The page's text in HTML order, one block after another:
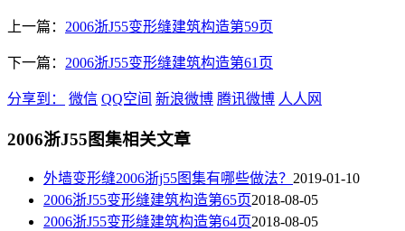
上一篇： 2006浙J55变形缝建筑构造第59页
下一篇： 2006浙J55变形缝建筑构造第61页
分享到： 微信 QQ空间 新浪微博 腾讯微博 人人网
2006浙J55图集相关文章
外墙变形缝2006浙j55图集有哪些做法？ 2019-01-10
2006浙J55变形缝建筑构造第65页2018-08-05
2006浙J55变形缝建筑构造第64页2018-08-05